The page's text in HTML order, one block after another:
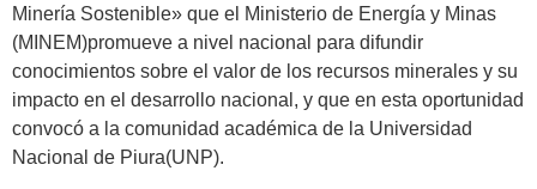
Minería Sostenible» que el Ministerio de Energía y Minas
(MINEM)promueve a nivel nacional para difundir
conocimientos sobre el valor de los recursos minerales y su
impacto en el desarrollo nacional, y que en esta oportunidad
convocó a la comunidad académica de la Universidad
Nacional de Piura(UNP).